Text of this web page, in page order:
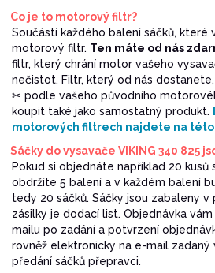
Co je to motorový filtr?
Součástí každého balení sáčků, které
motorový filtr. Ten máte od nás
filtr, který chrání motor vašeho
nečistot. Filtr, který od nás
✂ podle vašeho původního
koupit také jako samostatný produkt.
motorových filtrech najdete na
Sáčky do vysavače VIKING 340 825
Pokud si objednáte například 20 kusů
obdržíte 5 balení a v každém balení
tedy 20 sáčků. Sáčky jsou zabaleny
zásilky je dodací list. Objednávka
mailu po zadání a potvrzení
rovněž elektronicky na e-mail
předání sáčků přepravci.